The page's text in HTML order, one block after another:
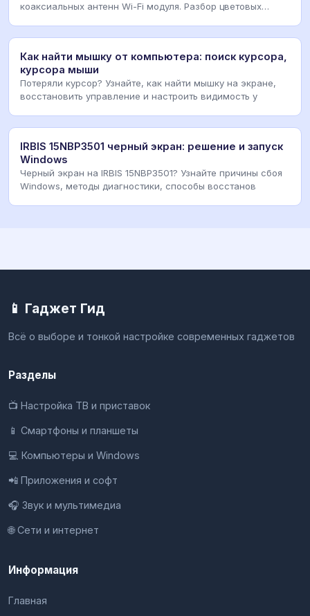
коаксиальных антенн Wi-Fi модуля. Разбор цветовых
Как найти мышку от компьютера: поиск курсора,
курсора мыши
Потеряли курсор? Узнайте, как найти мышку на экране,
восстановить управление и настроить видимость у
IRBIS 15NBP3501 черный экран: решение и запуск
Windows
Черный экран на IRBIS 15NBP3501? Узнайте причины сбоя
Windows, методы диагностики, способы восстанов
📱 Гаджет Гид
Всё о выборе и тонкой настройке современных гаджетов
Разделы
📺 Настройка ТВ и приставок
📱 Смартфоны и планшеты
💻 Компьютеры и Windows
📲 Приложения и софт
🎧 Звук и мультимедиа
🌐 Сети и интернет
Информация
Главная